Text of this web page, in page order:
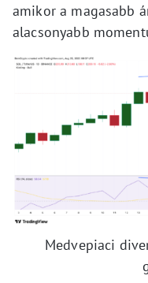
amikor a magasabb
alacsonyabb
Medvepiaci